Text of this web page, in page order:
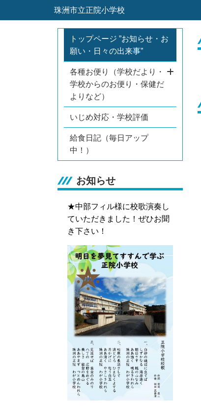
珠洲市立正院小学校
トップページ ”お知らせ・お
願い・日々の出来事”
各種お便り（学校だより・
学校からのお便り・保健だ
よりなど）
いじめ対応・学校評価
給食日記（毎日アップ
中！）
お知らせ
★中部フィル様に校歌演奏し
ていただきました！ぜひお聞
き下さい！